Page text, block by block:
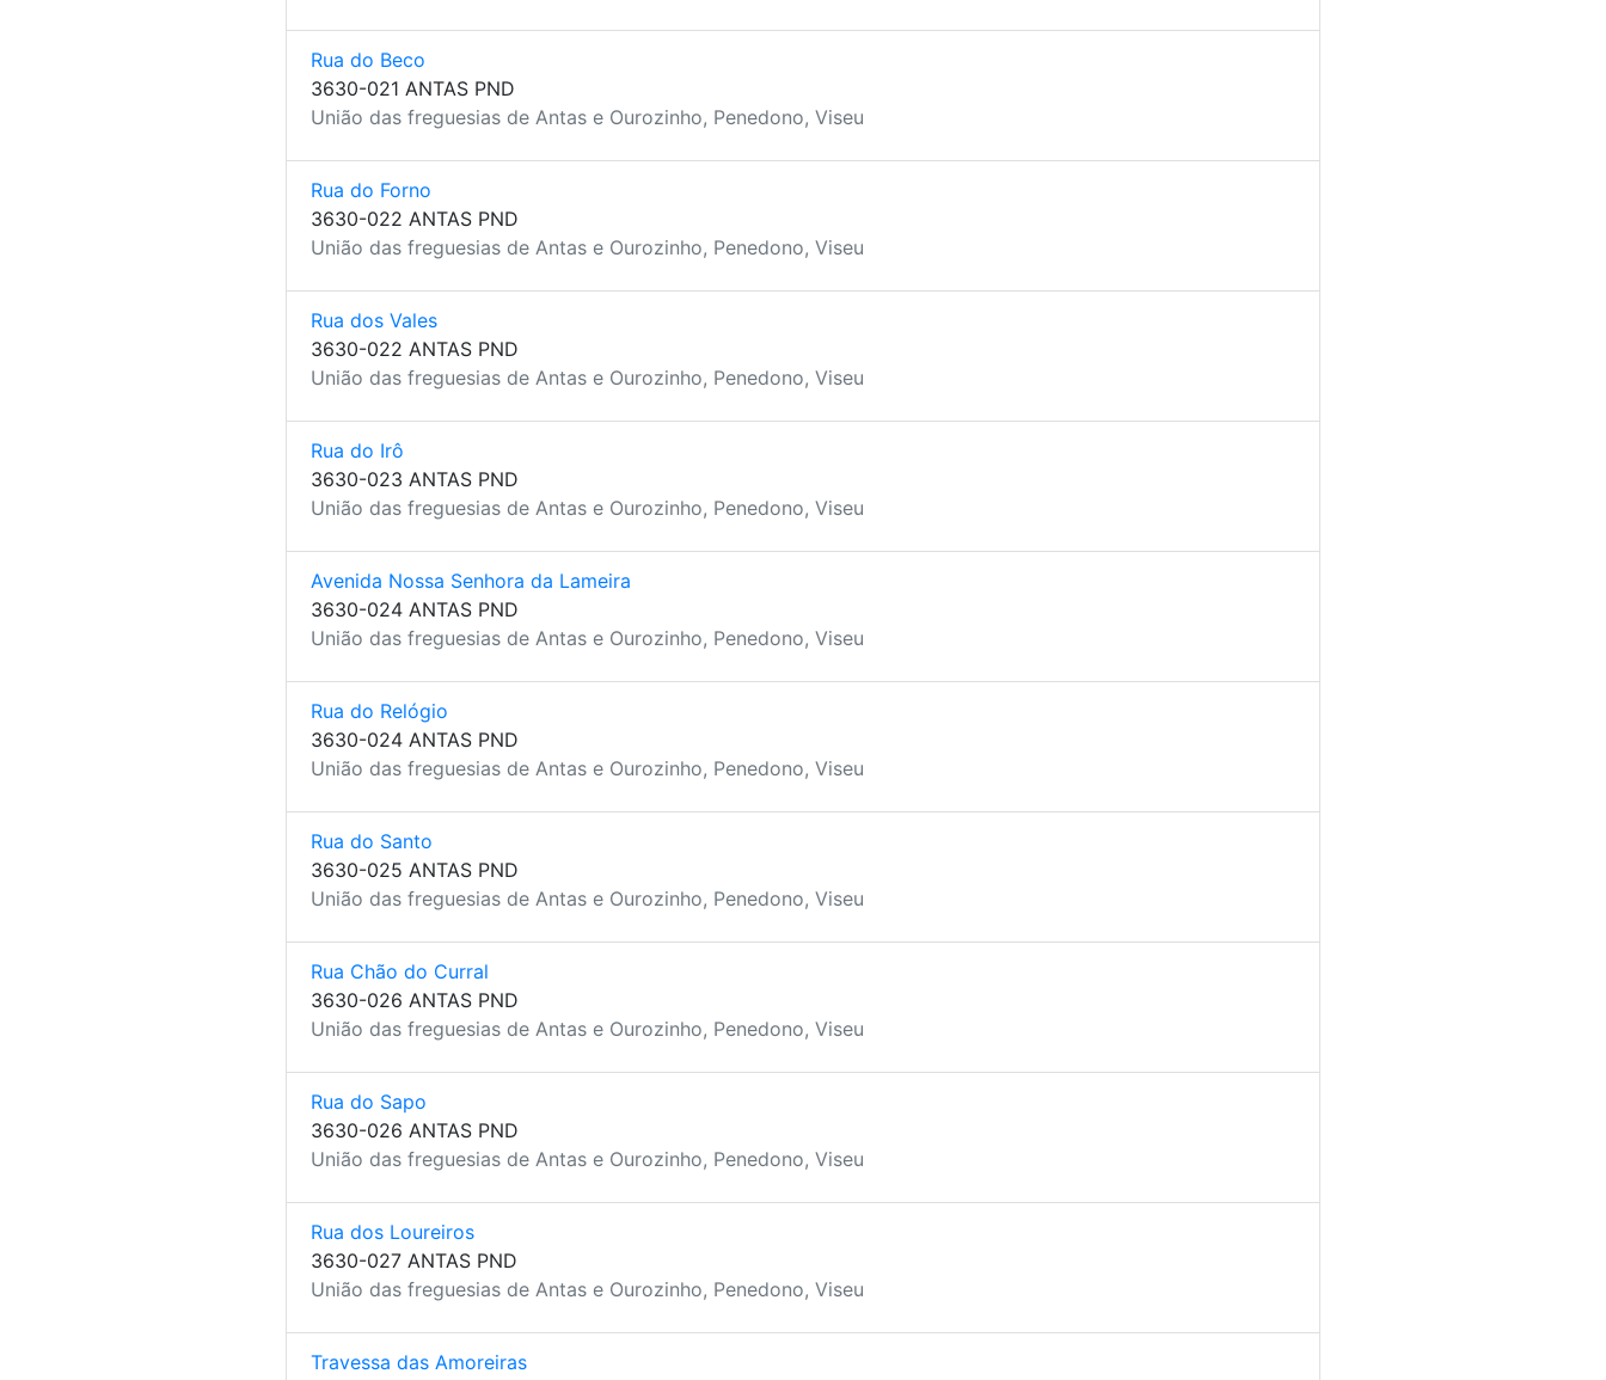
Rua do Beco
3630-021 ANTAS PND
União das freguesias de Antas e Ourozinho, Penedono, Viseu
Rua do Forno
3630-022 ANTAS PND
União das freguesias de Antas e Ourozinho, Penedono, Viseu
Rua dos Vales
3630-022 ANTAS PND
União das freguesias de Antas e Ourozinho, Penedono, Viseu
Rua do Irô
3630-023 ANTAS PND
União das freguesias de Antas e Ourozinho, Penedono, Viseu
Avenida Nossa Senhora da Lameira
3630-024 ANTAS PND
União das freguesias de Antas e Ourozinho, Penedono, Viseu
Rua do Relógio
3630-024 ANTAS PND
União das freguesias de Antas e Ourozinho, Penedono, Viseu
Rua do Santo
3630-025 ANTAS PND
União das freguesias de Antas e Ourozinho, Penedono, Viseu
Rua Chão do Curral
3630-026 ANTAS PND
União das freguesias de Antas e Ourozinho, Penedono, Viseu
Rua do Sapo
3630-026 ANTAS PND
União das freguesias de Antas e Ourozinho, Penedono, Viseu
Rua dos Loureiros
3630-027 ANTAS PND
União das freguesias de Antas e Ourozinho, Penedono, Viseu
Travessa das Amoreiras